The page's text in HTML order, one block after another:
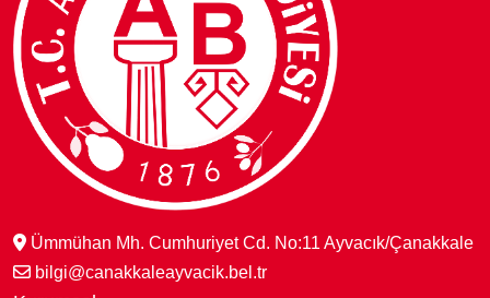
Ümmühan Mh. Cumhuriyet Cd. No:11 Ayvacık/Çanakkale
bilgi@canakkaleayvacik.bel.tr